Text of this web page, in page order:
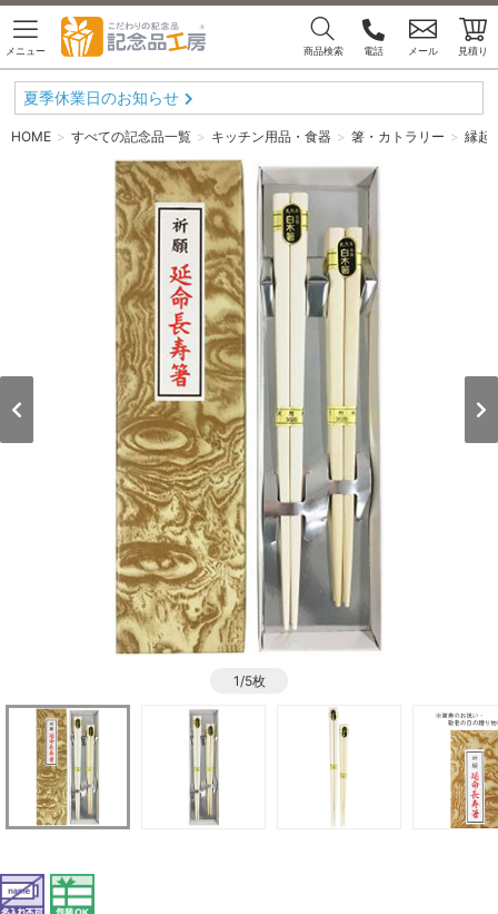
メニュー 商品検索 電話 メール 見積り
夏季休業日のお知らせ
HOME すべての記念品一覧 キッチン用品・食器 箸・カトラリー 縁起
1/5枚